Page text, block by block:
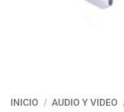
INICIO / AUDIO Y VIDEO